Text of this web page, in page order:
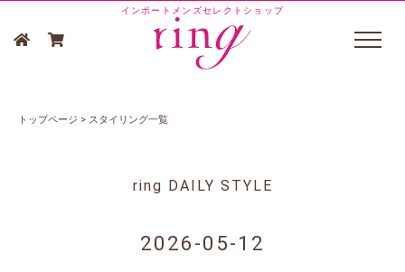
インポートメンズセレクトショップ
トップページ > スタイリング一覧
ring DAILY STYLE
2026-05-12